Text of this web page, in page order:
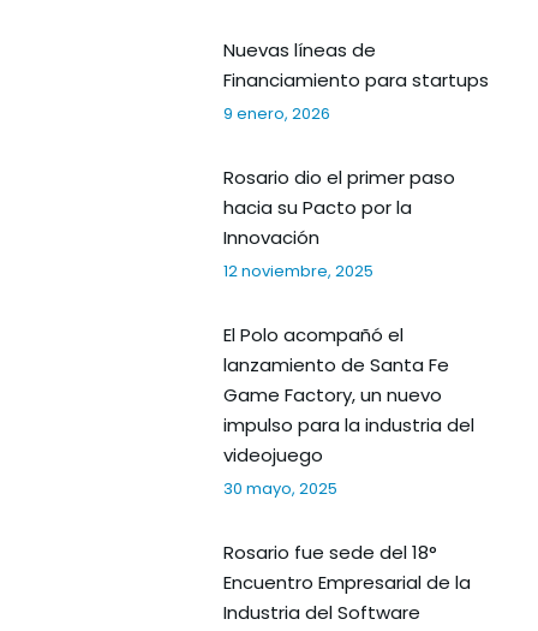
Nuevas líneas de
Financiamiento para startups
9 enero, 2026
Rosario dio el primer paso
hacia su Pacto por la
Innovación
12 noviembre, 2025
El Polo acompañó el
lanzamiento de Santa Fe
Game Factory, un nuevo
impulso para la industria del
videojuego
30 mayo, 2025
Rosario fue sede del 18°
Encuentro Empresarial de la
Industria del Software